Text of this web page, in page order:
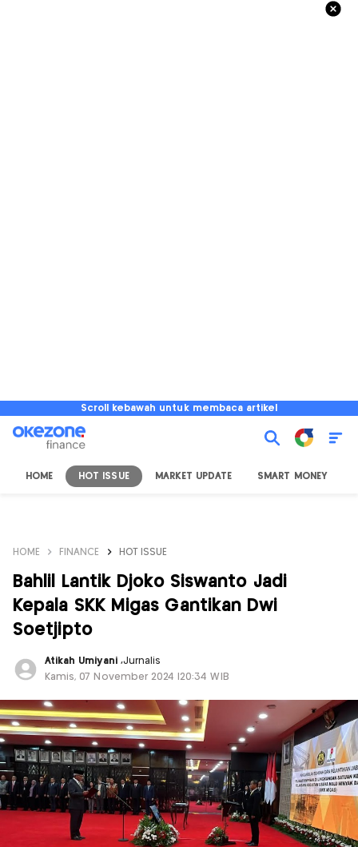
Scroll kebawah untuk membaca artikel
HOME HOT ISSUE MARKET UPDATE SMART MONEY
HOME FINANCE HOT ISSUE
Bahlil Lantik Djoko Siswanto Jadi
Kepala SKK Migas Gantikan Dwi
Soetjipto
Atikah Umiyani ,Jurnalis
Kamis, 07 November 2024 |20:34 WIB